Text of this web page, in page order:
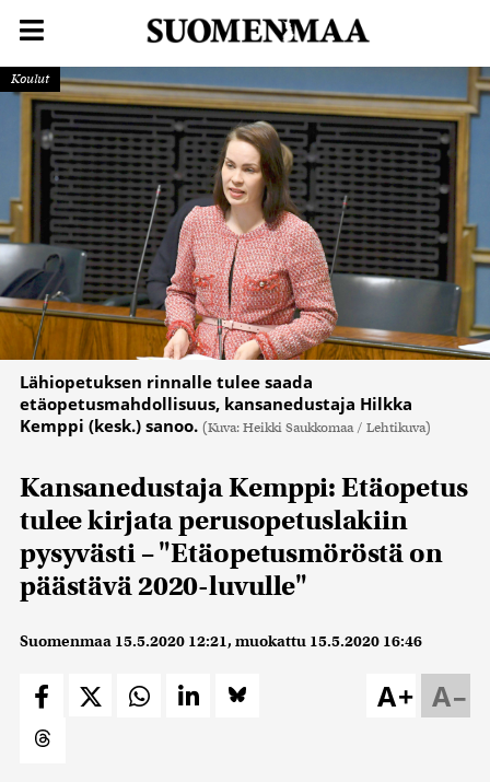
Koulut
Lähiopetuksen rinnalle tulee saada
etäopetusmahdollisuus, kansanedustaja Hilkka
Kemppi (kesk.) sanoo. (Kuva: Heikki Saukkomaa / Lehtikuva)
Kansanedustaja Kemppi: Etäopetus
tulee kirjata perusopetuslakiin
pysyvästi – "Etäopetusmöröstä on
päästävä 2020-luvulle"
Suomenmaa 15.5.2020 12:21, muokattu 15.5.2020 16:46
A–
A+